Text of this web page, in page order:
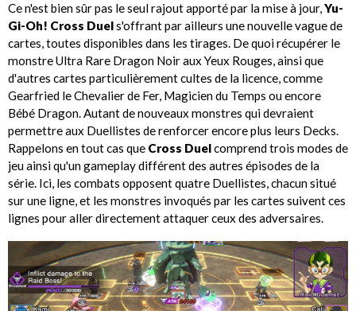
Ce n'est bien sûr pas le seul rajout apporté par la mise à jour,Yu-
Gi-Oh! Cross Duels'offrant par ailleurs une nouvelle vague de
cartes, toutes disponibles dans les tirages. De quoi récupérer le
monstre Ultra Rare Dragon Noir aux Yeux Rouges, ainsi que
d'autres cartes particulièrement cultes de la licence, comme
Gearfried le Chevalier de Fer, Magicien du Temps ou encore
Bébé Dragon. Autant de nouveaux monstres qui devraient
permettre aux Duellistes de renforcer encore plus leurs Decks.
Rappelons en tout cas que Cross Duelcomprend trois modes de
jeu ainsi qu'un gameplay différent des autres épisodes de la
série. Ici, les combats opposent quatre Duellistes, chacun situé
sur une ligne, et les monstres invoqués par les cartes suivent ces
lignes pour aller directement attaquer ceux des adversaires.